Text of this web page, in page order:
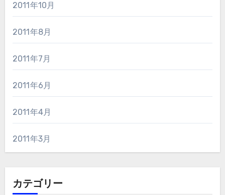
2011年10月
2011年8月
2011年7月
2011年6月
2011年4月
2011年3月
カテゴリー